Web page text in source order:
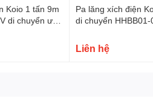
Koio 1 tấn 9m
di chuyển ưu
Pa lăng xích điện
di chuyển
Liên hệ